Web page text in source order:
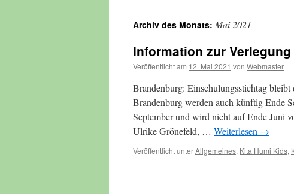
Archiv des Monats: Mai 2021
Information zur
Veröffentlicht am 12. Mai 2021 von Webmaster
Brandenburg: Einschulungsstichtag
Brandenburg werden auch künftig Ende
September und wird nicht auf Ende Juni
Ulrike Grönefeld, … Weiterlesen →
Veröffentlicht unterAllgemeines, Kita Humi Kids,